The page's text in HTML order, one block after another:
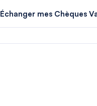
Échanger mes Chèques